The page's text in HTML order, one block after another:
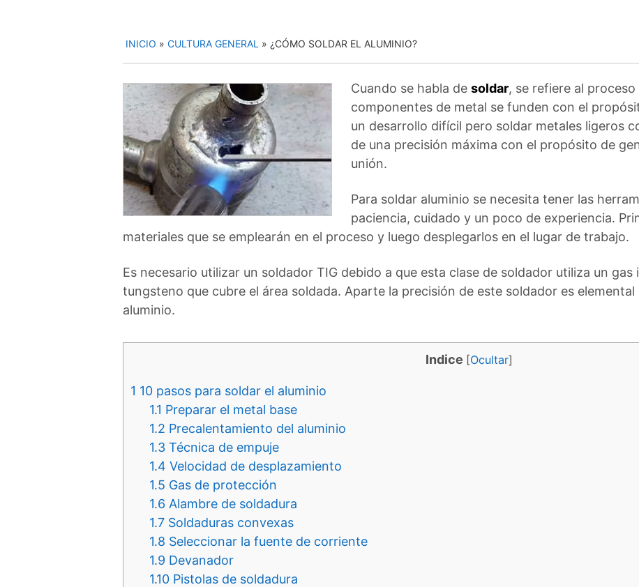
INICIO » CULTURA GENERAL » ¿CÓMO SOLDAR EL ALUMINIO?
Cuando se habla de soldar, se refiere al
componentes de metal se funden con el
un desarrollo difícil pero soldar metales ligeros
de una precisión máxima con el propósito de
unión.
Para soldar aluminio se necesita tener las
paciencia, cuidado y un poco de experiencia.
materiales que se emplearán en el proceso y luego desplegarlos en el lugar de trabajo.
Es necesario utilizar un soldador TIG debido a que esta clase de soldador utiliza un
tungsteno que cubre el área soldada. Aparte la precisión de este soldador es
aluminio.
Indice [Ocultar]
1 10 pasos para soldar el aluminio
1.1 Preparar el metal base
1.2 Precalentamiento del aluminio
1.3 Técnica de empuje
1.4 Velocidad de desplazamiento
1.5 Gas de protección
1.6 Alambre de soldadura
1.7 Soldaduras convexas
1.8 Seleccionar la fuente de corriente
1.9 Devanador
1.10 Pistolas de soldadura